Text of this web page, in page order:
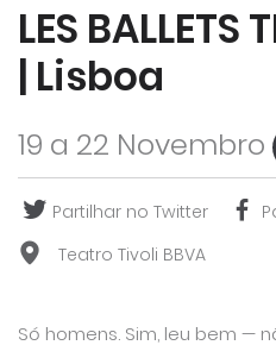
LES BALLETS
| Lisboa
19 a 22 Novembro
Partilhar no Twitter
Teatro Tivoli BBVA
Só homens. Sim, leu bem —